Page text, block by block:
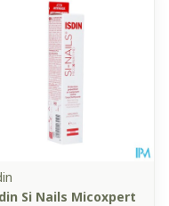
Si Nails Micoxpert